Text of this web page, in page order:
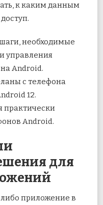
к каким данным
необходимые
управления
Android.
с телефона
12.
практически
Android.
для
приложение в